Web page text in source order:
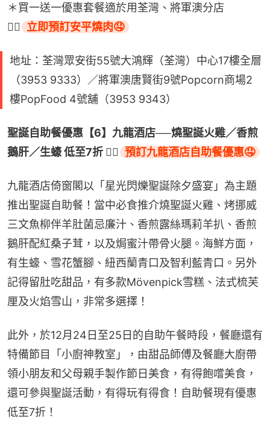
＊買一送一優惠套餐適於用荃灣、將軍澳分店
👉🏻
立即預訂安平燒肉🤤
地址：荃灣眾安街55號大鴻輝（荃灣）中心17樓全層
（3953 9333）／將軍澳唐賢街9號Popcorn商場2
樓PopFood 4號舖（3953 9343）
聖誕自助餐優惠【6】九龍酒店──燒聖誕火雞／香煎
鵝肝／生蠔 低至7折 👉🏻 預訂九龍酒店自助餐優惠🤤
九龍酒店倚窗閣以「星光閃爍聖誕除夕盛宴」為主題
推出聖誕自助餐！當中必食推介燒聖誕火雞、烤挪威
三文魚柳伴羊肚菌忌廉汁、香煎露絲瑪莉羊扒、香煎
鵝肝配紅桑子茸，以及焗蜜汁帶骨火腿。海鮮方面，
有生蠔、雪花蟹腳、紐西蘭青口及智利藍青口。另外
記得留肚吃甜品，有多款Mövenpick雪糕、法式梳芙
厘及火焰雪山，非常多選擇！
此外，於12月24日至25日的自助午餐時段，餐廳還有
特備節目「小廚神教室」，由甜品師傅及餐廳大廚帶
領小朋友和父母親手製作節日美食，有得飽嚐美食，
還可參與聖誕活動，有得玩有得食！自助餐現有優惠
低至7折！